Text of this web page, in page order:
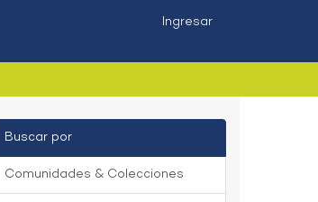
Ingresar
Buscar por
Comunidades & Colecciones